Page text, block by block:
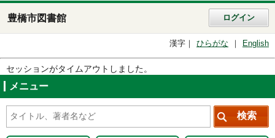
豊橋市図書館 ログイン
漢字 ひらがな English
セッションがタイムアウトしました。
メニュー